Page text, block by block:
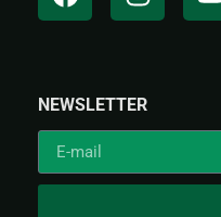
NEWSLETTER